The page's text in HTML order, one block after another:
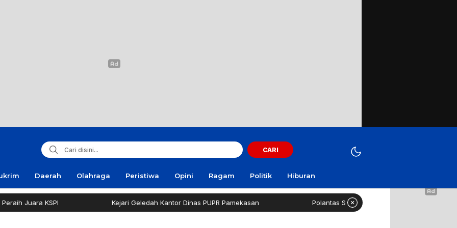
CARI
Daerah Olahraga Peristiwa Opini Ragam Politik Hiburan
Juara KSPI Kejari Geledah Kantor Dinas PUPR Pamekasan Polantas Sampang Imbau Latihan Gerak Jalan